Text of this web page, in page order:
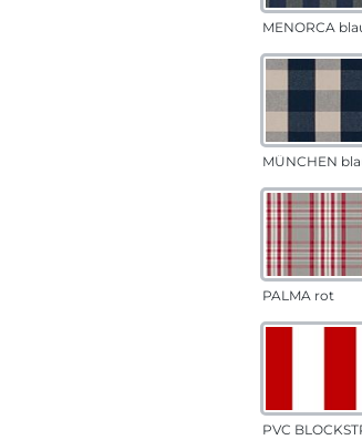
MENORCA
MÜNCHEN
PALMA rot
PVC